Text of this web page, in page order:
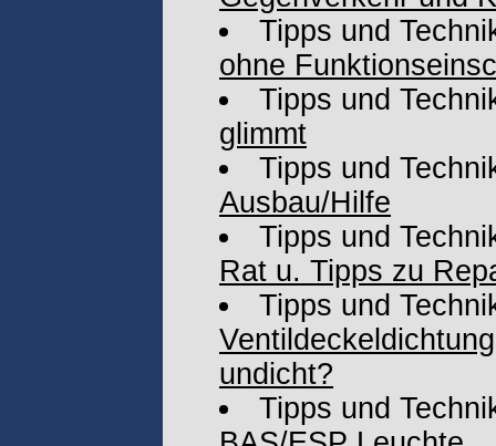
Tipps und
ohne
Tipps und
glimmt
Tipps und
Ausbau/Hilfe
Tipps und
Rat u. Tipps zu
Tipps und
undicht?
Tipps und